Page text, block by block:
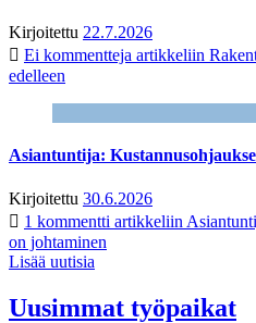
Kirjoitettu 22.7.2026
Ei kommentteja artikkeliin
edelleen
Asiantuntija:
Kirjoitettu 30.6.2026
1 kommentti artikkeliin
on johtaminen
Lisää uutisia
Uusimmat työpaikat